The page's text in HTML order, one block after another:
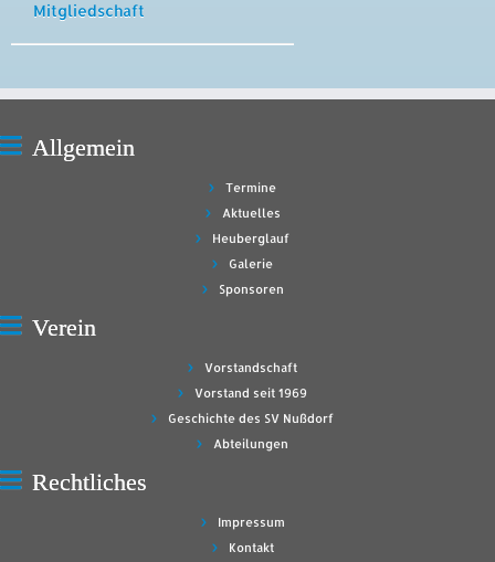
Mitgliedschaft
Allgemein
Termine
Aktuelles
Heuberglauf
Galerie
Sponsoren
Verein
Vorstandschaft
Vorstand seit 1969
Geschichte des SV Nußdorf
Abteilungen
Rechtliches
Impressum
Kontakt